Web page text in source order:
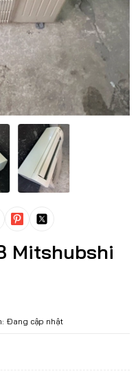
Mitshubshi
Đang cập nhật